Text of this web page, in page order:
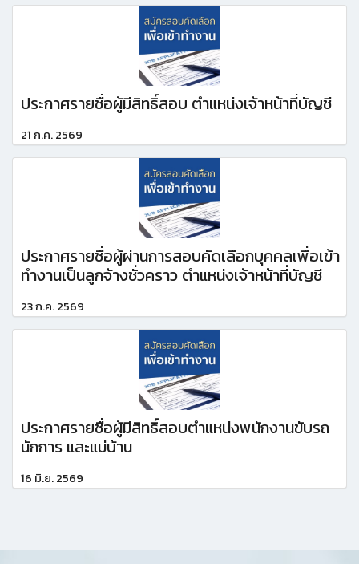
ประกาศรายชื่อผู้มีสิทธิ์สอบ ตำแหน่งเจ้าหน้าที่บัญชี
21 ก.ค. 2569
ประกาศรายชื่อผู้ผ่านการสอบคัดเลือกบุคคลเพื่อเข้า
ทำงานเป็นลูกจ้างชั่วคราว ตำแหน่งเจ้าหน้าที่บัญชี
23 ก.ค. 2569
ประกาศรายชื่อผู้มีสิทธิ์สอบตำแหน่งพนักงานขับรถ
นักการ และแม่บ้าน
16 มิ.ย. 2569